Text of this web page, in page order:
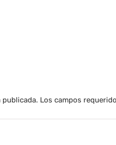
Los campos